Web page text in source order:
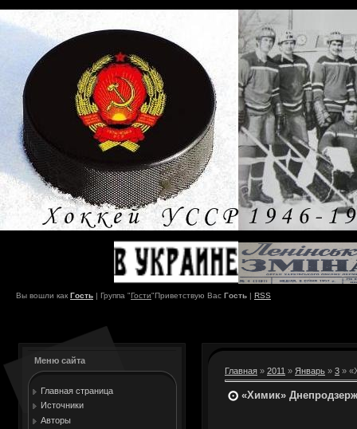
Вы вошли как Гость | Группа "Гости"Приветствую Вас Гость | RSS
Меню сайта
Главная страница
Источники
Авторы
Главная » 2011 » Январь » 3 »
«Химик»